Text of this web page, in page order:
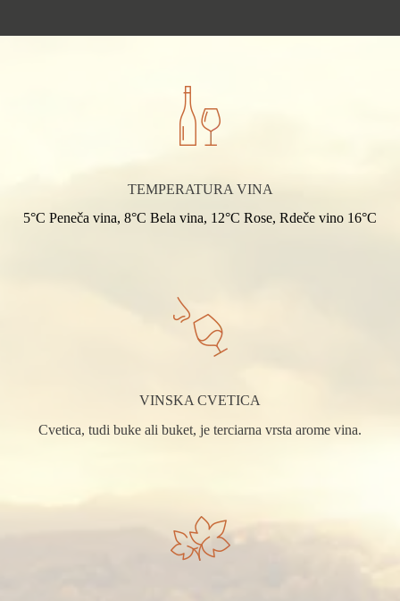
TEMPERATURA VINA
5°C Peneča vina, 8°C Bela vina, 12°C Rose, Rdeče vino 16°C
VINSKA CVETICA
Cvetica, tudi buke ali buket, je terciarna vrsta arome vina.